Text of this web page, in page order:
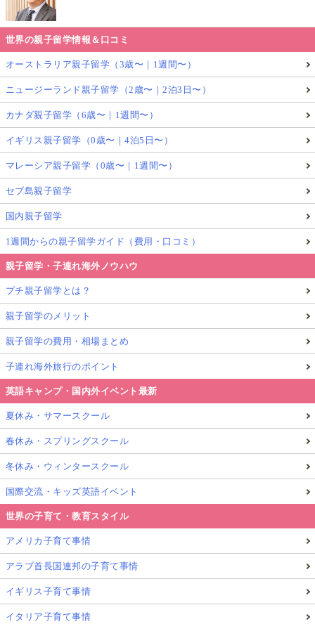
世界の親子留学情報＆口コミ
オーストラリア親子留学（3歳〜｜1週間〜）
ニュージーランド親子留学（2歳〜｜2泊3日〜）
カナダ親子留学（6歳〜｜1週間〜）
イギリス親子留学（0歳〜｜4泊5日〜）
マレーシア親子留学（0歳〜｜1週間〜）
セブ島親子留学
国内親子留学
1週間からの親子留学ガイド（費用・口コミ）
親子留学・子連れ海外ノウハウ
プチ親子留学とは？
親子留学のメリット
親子留学の費用・相場まとめ
子連れ海外旅行のポイント
英語キャンプ・国内外イベント最新
夏休み・サマースクール
春休み・スプリングスクール
冬休み・ウィンタースクール
国際交流・キッズ英語イベント
世界の子育て・教育スタイル
アメリカ子育て事情
アラブ首長国連邦の子育て事情
イギリス子育て事情
イタリア子育て事情